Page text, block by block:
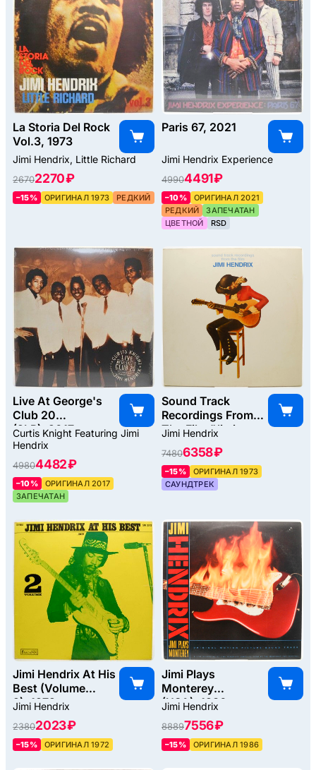
La Storia Del Rock
Vol.3, 1973
Jimi Hendrix, Little Richard
26702270 ₽
–15% ОРИГИНАЛ 1973 РЕДКИЙ
Paris 67, 2021
Jimi Hendrix Experience
49904491 ₽
–10%
ОРИГИНАЛ 2021
РЕДКИЙ
ЗАПЕЧАТАН
ЦВЕТНОЙ
RSD
Live At George's
Club 20
(2LP), 2017
Curtis Knight Featuring Jimi
Hendrix
49804482 ₽
–10%
ОРИГИНАЛ 2017
ЗАПЕЧАТАН
Sound Track
Recordings From
The Film "Jimi
(2LP), 1973
Jimi Hendrix
74806358 ₽
–15%
ОРИГИНАЛ 1973
САУНДТРЕК
Jimi Hendrix At His
Best (Volume
2), 1972
Jimi Hendrix
23802023 ₽
–15% ОРИГИНАЛ 1972
Jimi Plays
Monterey
(USA), 1986
Jimi Hendrix
88897556 ₽
–15% ОРИГИНАЛ 1986